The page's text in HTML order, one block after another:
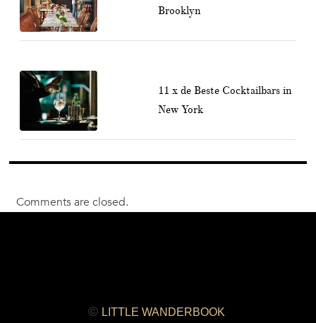
Brooklyn
11 x de Beste Cocktailbars in
New York
Comments are closed.
© LITTLE WANDERBOOK